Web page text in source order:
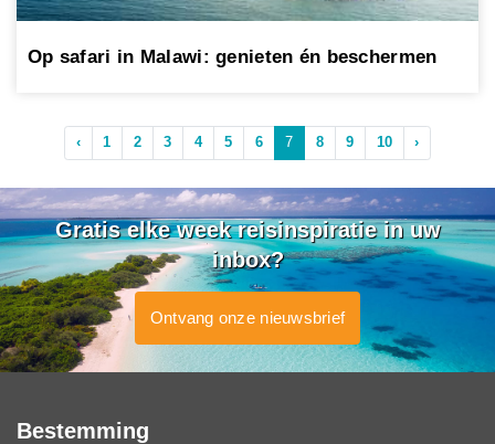
Op safari in Malawi: genieten én beschermen
‹ 1 2 3 4 5 6 7 8 9 10 ›
Gratis elke week reisinspiratie in uw
inbox?
Ontvang onze nieuwsbrief
Bestemming